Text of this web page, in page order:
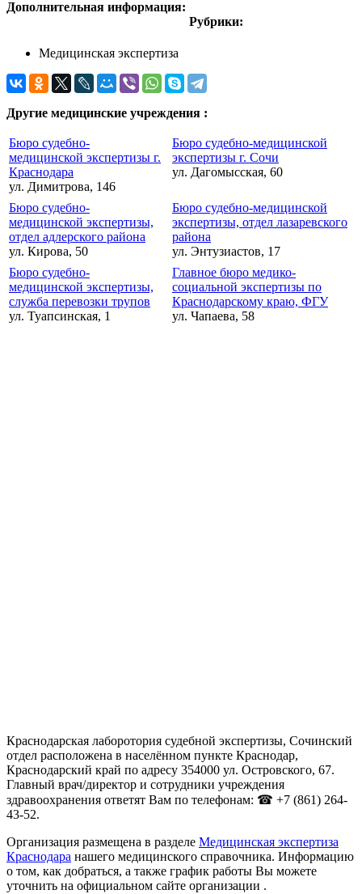
Дополнительная информация:
Рубрики:
Медицинская экспертиза
Другие медицинские учреждения :
Бюро судебно-
медицинской экспертизы г.
Краснодара
ул. Димитрова, 146
Бюро судебно-медицинской
экспертизы г. Сочи
ул. Дагомысская, 60
Бюро судебно-
медицинской экспертизы,
отдел адлерского района
ул. Кирова, 50
Бюро судебно-медицинской
экспертизы, отдел лазаревского
района
ул. Энтузиастов, 17
Бюро судебно-
медицинской экспертизы,
служба перевозки трупов
ул. Туапсинская, 1
Главное бюро медико-
социальной экспертизы по
Краснодарскому краю, ФГУ
ул. Чапаева, 58
Краснодарская лаборотория судебной экспертизы, Сочинский
отдел расположена в населённом пункте Краснодар,
Краснодарский край по адресу 354000 ул. Островского, 67.
Главный врач/директор и сотрудники учреждения
здравоохранения ответят Вам по телефонам: ☎ +7 (861) 264-
43-52.
Организация размещена в разделе Медицинская экспертиза
Краснодара нашего медицинского справочника. Информацию
о том, как добраться, а также график работы Вы можете
уточнить на официальном сайте организации .